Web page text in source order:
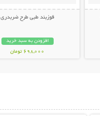
قوزبند طبی طرح ضربدری
افزودن به سبد خرید
698,000 تومان